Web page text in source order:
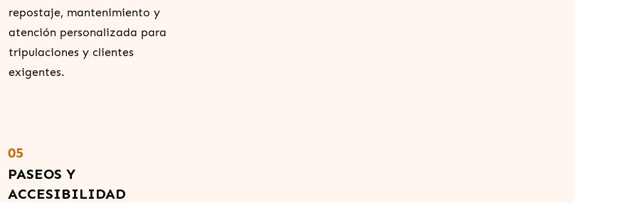
repostaje, mantenimiento y
atención personalizada para
tripulaciones y clientes
exigentes.
05
PASEOS Y
ACCESIBILIDAD